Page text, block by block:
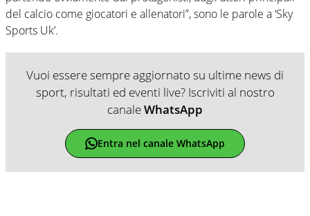
del calcio come giocatori e allenatori”, sono le parole a ‘Sky
Sports Uk’.
Vuoi essere sempre aggiornato su ultime news di
sport, risultati ed eventi live? Iscriviti al nostro
canaleWhatsApp
Entra nel canale WhatsApp